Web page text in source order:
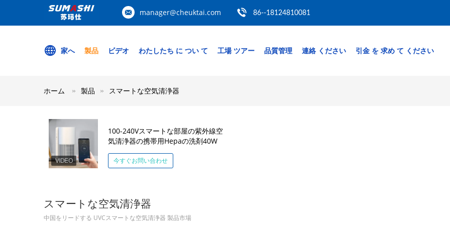
manager@cheuktai.com 86--18124810081
家へ 製品 ビデオ わたしたち に つい て 工場 ツアー 品質管理 連絡 ください 引金 を 求め て ください
ホーム 製品 スマートな空気清浄器
100-240Vスマートな部屋の紫外線空
気清浄器の携帯用Hepaの洗剤40W
今すぐお問い合わせ
スマートな空気清浄器
中国をリードする UVCスマートな空気清浄器 製品市場